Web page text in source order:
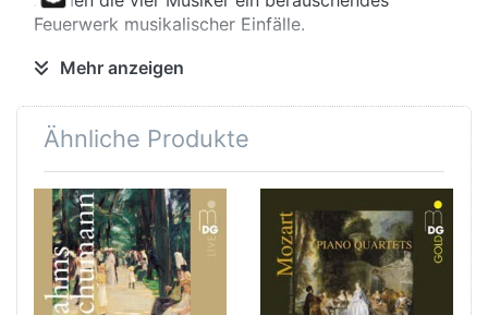
Snapchat
Feuerwerk musikalischer Einfälle.
Feldherr
der Kammermusik nach der traumatischen
Niederlage von 1871 und der Aufbruch in eine
Oper kennzeichneten damals die Atmosphäre der
Pariser Musikwelt. Faurés Quartette knüpfen
formal an die Traditionen an – und atmen dennoch
einen neuen Geist: Kirchentonarten und
Ganztonleitern bestimmen so manches Motiv, und
da und dort entstehen neben der „klassischen“
Mehr anzeigen
Ähnliche Produkte